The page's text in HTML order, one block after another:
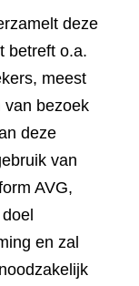
deze
betreft o.a.
meest
van bezoek
deze
van
AVG,
en zal